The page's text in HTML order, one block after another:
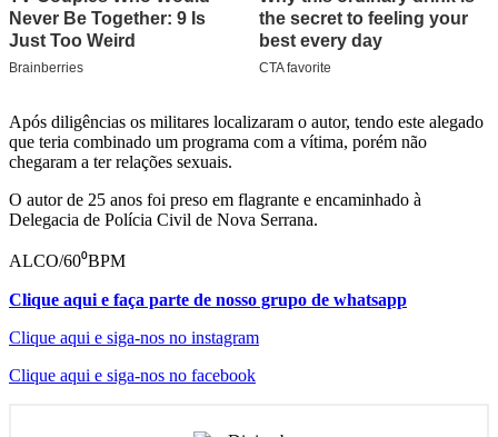
Após diligências os militares localizaram o autor, tendo este alegado
que teria combinado um programa com a vítima, porém não
chegaram a ter relações sexuais.
O autor de 25 anos foi preso em flagrante e encaminhado à
Delegacia de Polícia Civil de Nova Serrana.
ALCO/60⁰BPM
Clique aqui e faça parte de nosso grupo de whatsapp
Clique aqui e siga-nos no instagram
Clique aqui e siga-nos no facebook